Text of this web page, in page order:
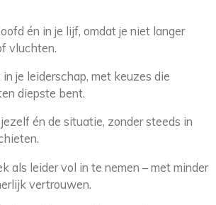
én in je lijf, omdat je niet langer
vluchten.
je leiderschap, met keuzes die
diepste bent.
én de situatie, zonder steeds in
als leider vol in te nemen – met minder
vertrouwen.